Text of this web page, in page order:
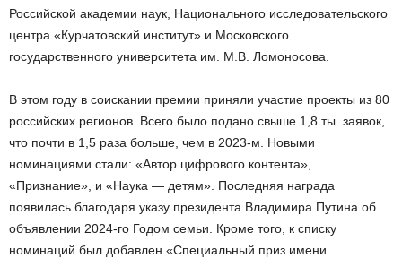
Российской академии наук, Национального исследовательского
центра «Курчатовский институт» и Московского
государственного университета им. М.В. Ломоносова.
В этом году в соискании премии приняли участие проекты из 80
российских регионов. Всего было подано свыше 1,8 ты. заявок,
что почти в 1,5 раза больше, чем в 2023-м. Новыми
номинациями стали: «Автор цифрового контента»,
«Признание», и «Наука — детям». Последняя награда
появилась благодаря указу президента Владимира Путина об
объявлении 2024-го Годом семьи. Кроме того, к списку
номинаций был добавлен «Специальный приз имени